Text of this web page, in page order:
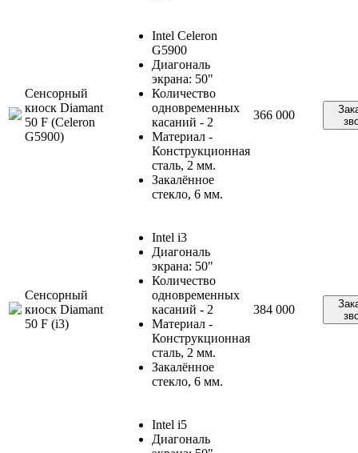
Сенсорный
киоск Diamant
50 F (Celeron
G5900)
Intel Celeron
G5900
Диагональ
экрана: 50"
Количество
одновременных
касаний - 2
Материал -
Конструкционная
сталь, 2 мм.
Закалённое
стекло, 6 мм.
366 000
Сенсорный
киоск Diamant
50 F (i3)
Intel i3
Диагональ
экрана: 50"
Количество
одновременных
касаний - 2
Материал -
Конструкционная
сталь, 2 мм.
Закалённое
стекло, 6 мм.
384 000
Intel i5
Диагональ